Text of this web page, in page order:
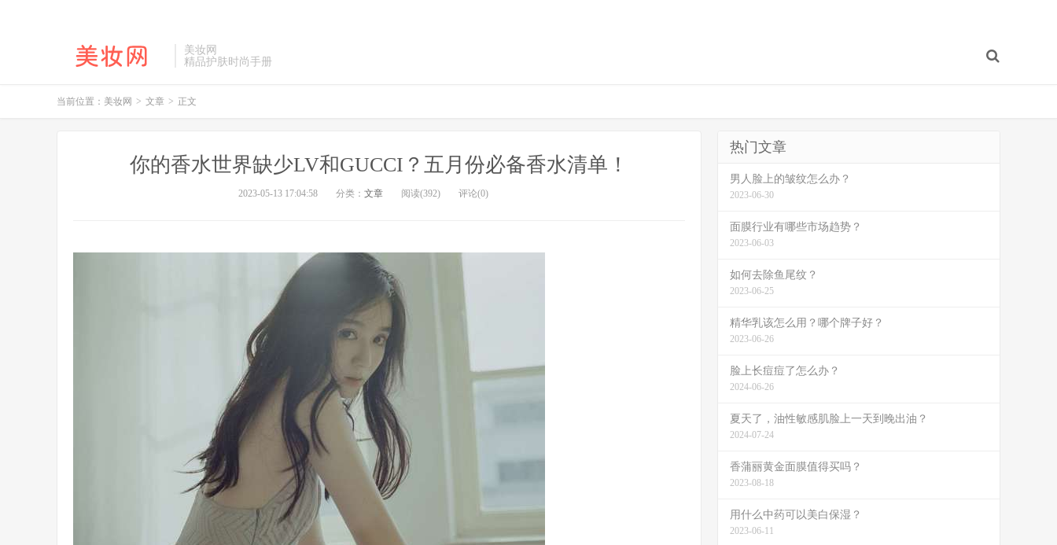
美妆网
精品护肤时尚手册
当前位置： 美妆网 > 文章 > 正文
你的香水世界缺少LV和GUCCI？五月份必备香水清单！
2023-05-13 17:04:58 分类： 文章 阅读(392) 评论(0)
热门文章
男人脸上的皱纹怎么办？
2023-06-30
面膜行业有哪些市场趋势？
2023-06-03
如何去除鱼尾纹？
2023-06-25
精华乳该怎么用？哪个牌子好？
2023-06-26
脸上长痘痘了怎么办？
2024-06-26
夏天了，油性敏感肌脸上一天到晚出油？
2024-07-24
香蒲丽黄金面膜值得买吗？
2023-08-18
用什么中药可以美白保湿？
2023-06-11